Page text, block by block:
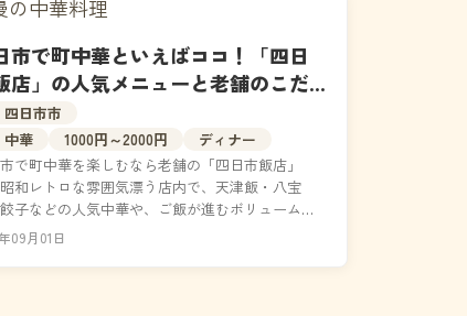
市で町中華といえばココ！「四日
店」の人気メニューと老舗のこだ
を全網羅
四日市市
中華
1000円～2000円
ディナー
で町中華を楽しむなら老舗の「四日市飯店」
和レトロな雰囲気漂う店内で、天津飯・八宝
子などの人気中華や、ご飯が進むボリューム満
食が味わえる。地元民や出張客に長年愛される
09月01日